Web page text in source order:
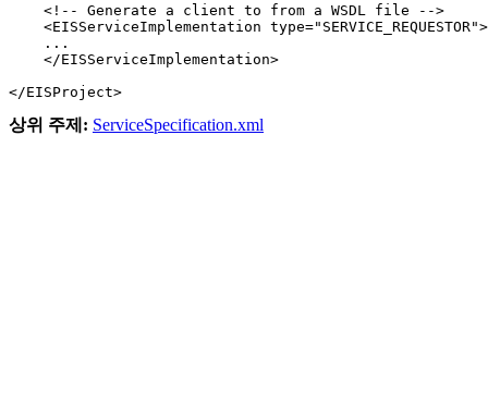
    <!-- Generate a client to from a WSDL file -->
    <EISServiceImplementation type="SERVICE_REQUESTOR">
    ...
    </EISServiceImplementation>
상위 주제: ServiceSpecification.xml